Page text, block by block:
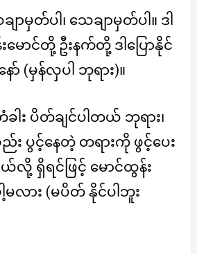
ာမှတ်ပါ၊ သေချာမှတ်ပါ။ ဒါ
ောင်တို့ ဦးနက်တို့ ဒါပြောနိုင်
ော် (မှန်လှပါ ဘုရား)။
ါး ပိတ်ချင်ပါတယ် ဘုရား၊
း ပွင့်နေတဲ့ တရားကို ဖွင့်ပေး
လို့ ရှိရင်ဖြင့် မောင်ထွန်း
မလား (မပိတ် နိုင်ပါဘူး